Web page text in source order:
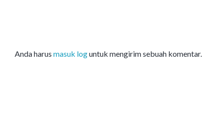
Anda harus masuk loguntuk mengirim sebuah komentar.